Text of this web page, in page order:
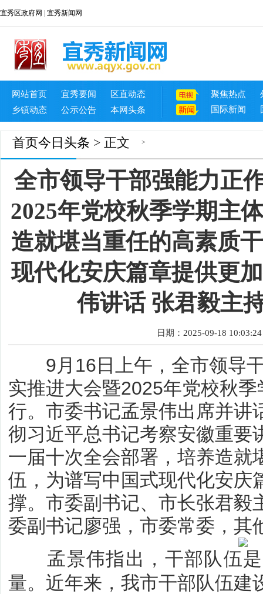
宜秀区政府网 宜秀新闻网
网站首页 宜秀要闻
区直动态
乡镇动态
公示公告 本网头条
聚焦热点
国际新闻
首页 >
今日头条 > 正文
全市领导干部强能力正
2025年党校秋季学期主
造就堪当重任的高素质
现代化安庆篇章提供更
伟讲话 张君毅主
日期：2025-09-18 10:03:24
9月16日上午，全市领导干
实推进大会暨2025年党校秋
行。市委书记孟景伟出席并讲
彻习近平总书记考察安徽重要
一届十次全会部署，培养造就
伍，为谱写中国式现代化安庆
撑。市委副书记、市长张君毅
委副书记廖强，市委常委，其
孟景伟指出，干部队伍是
量。近年来，我市干部队伍建